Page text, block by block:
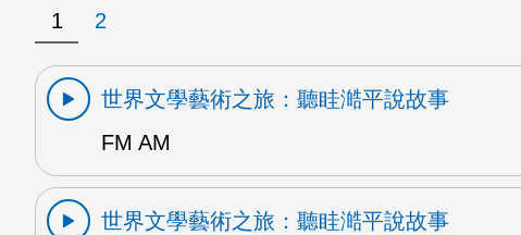
1 2
世界文學藝術之旅：聽眭澔平說故事
FM AM
世界文學藝術之旅：聽眭澔平說故事